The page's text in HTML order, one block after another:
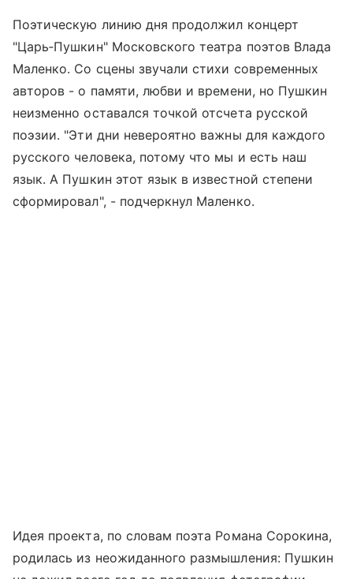
Поэтическую линию дня продолжил концерт
"Царь‑Пушкин" Московского театра поэтов Влада
Маленко. Со сцены звучали стихи современных
авторов - о памяти, любви и времени, но Пушкин
неизменно оставался точкой отсчета русской
поэзии. "Эти дни невероятно важны для каждого
русского человека, потому что мы и есть наш
язык. А Пушкин этот язык в известной степени
сформировал", - подчеркнул Маленко.
Идея проекта, по словам поэта Романа Сорокина,
родилась из неожиданного размышления: Пушкин